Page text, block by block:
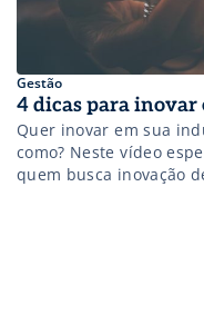
Gestão
4 dicas para inovar
Quer inovar em sua
como? Neste vídeo
quem busca inovação